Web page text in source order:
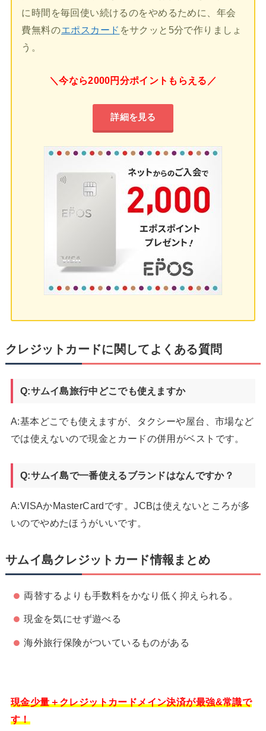
に時間を毎回使い続けるのをやめるために、年会
費無料のエポスカード をサクッと5分で作りましょ
う。
＼今なら2000円分ポイントもらえる／
詳細を見る
クレジットカードに関してよくある質問
Q:サムイ島旅行中どこでも使えますか
A:基本どこでも使えますが、タクシーや屋台、市場など
では使えないので現金とカードの併用がベストです。
Q:サムイ島で一番使えるブランドはなんですか？
A:VISAかMasterCardです。JCBは使えないところが多
いのでやめたほうがいいです。
サムイ島クレジットカード情報まとめ
両替するよりも手数料をかなり低く抑えられる。
現金を気にせず遊べる
海外旅行保険がついているものがある
現金少量＋クレジットカードメイン決済が最強&常識で
す！